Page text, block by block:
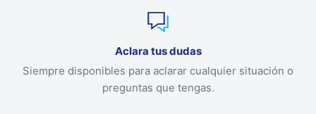
Aclara tus dudas
Siempre disponibles para aclarar cualquier situación o
preguntas que tengas.